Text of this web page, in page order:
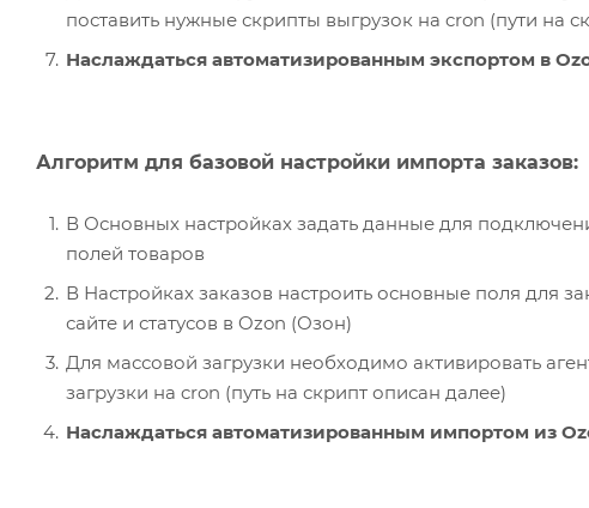
поставить нужные скрипты выгрузок на cron (пути на
Наслаждаться автоматизированным экспортом в
Алгоритм для базовой настройки импорта заказов:
В Основных настройках задать данные для
полей товаров
В Настройках заказов настроить основные поля для
сайте и статусов в Ozon (Озон)
Для массовой загрузки необходимо активировать
загрузки на cron (путь на скрипт описан далее)
Наслаждаться автоматизированным импортом из